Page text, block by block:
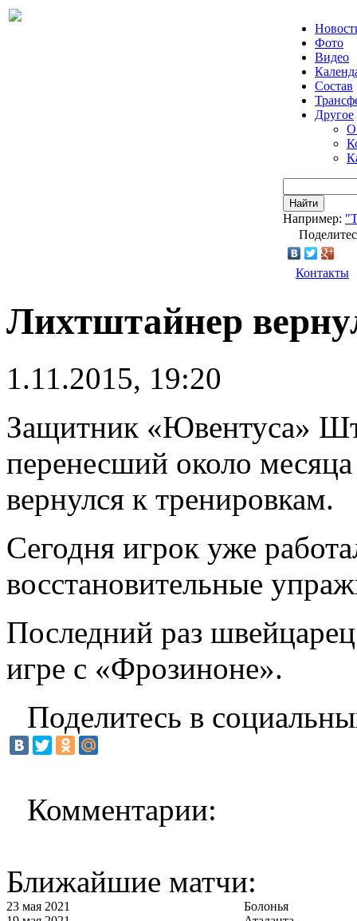
Фото
Видео
Состав
Другое
О
Найти
Например:
Контакты
Лихтштайнер
1.11.2015, 19:20
Защитник «Ювентуса»
перенесший около
вернулся к тренировкам.
Сегодня игрок уже
восстановительные
Последний раз
игре с «Фрозиноне».
Поделитесь в
Комментарии:
Ближайшие матчи:
23 мая 2021
Болонья